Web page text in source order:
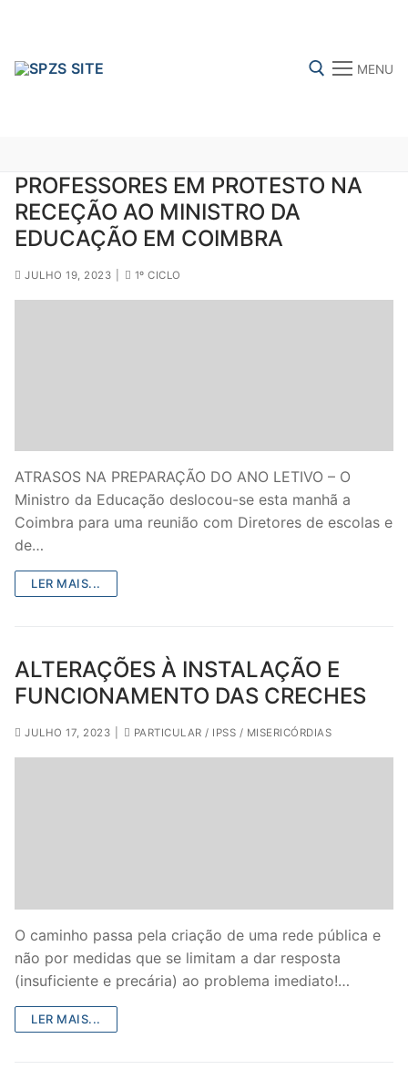
MENU
FENPROF CGTP-IN FRENTE COMUM
Sectores
PRÉ-ESCOLAR
2º/3º CEB / SECUNDÁRIO
EDUCAÇÃO ESPECIAL
Área de Sócios
Revista Intervir
Contactos
PROFESSORES EM PROTESTO NA
RECEÇÃO AO MINISTRO DA
EDUCAÇÃO EM COIMBRA
JULHO 19, 2023 1º CICLO
ATRASOS NA PREPARAÇÃO DO ANO LETIVO – O
Ministro da Educação deslocou-se esta manhã a
Coimbra para uma reunião com Diretores de escolas e
de…
LER MAIS...
ALTERAÇÕES À INSTALAÇÃO E
FUNCIONAMENTO DAS CRECHES
JULHO 17, 2023 PARTICULAR / IPSS / MISERICÓRDIAS
O caminho passa pela criação de uma rede pública e
não por medidas que se limitam a dar resposta
(insuficiente e precária) ao problema imediato!…
LER MAIS...